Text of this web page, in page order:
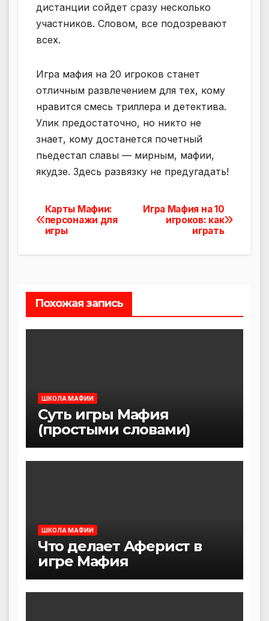
дистанции сойдет сразу несколько
участников. Словом, все подозревают
всех.
Игра мафия на 20 игроков станет
отличным развлечением для тех, кому
нравится смесь триллера и детектива.
Улик предостаточно, но никто не
знает, кому достанется почетный
пьедестал славы — мирным, мафии,
якудзе. Здесь развязку не предугадать!
Навигация
по
Игра Мафия на 10
игроков: как
играть
Карты Мафии:
персонажи для
игры
Похожая запись
ШКОЛА МАФИИ
Суть игры Мафия
(простыми словами)
ШКОЛА МАФИИ
Что делает Аферист в
игре Мафия